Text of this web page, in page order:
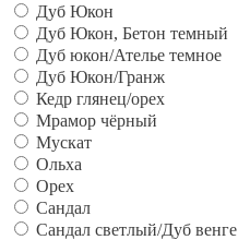
Дуб Юкон
Дуб Юкон, Бетон темный
Дуб юкон/Ателье темное
Дуб Юкон/Гранж
Кедр глянец/орех
Мрамор чёрный
Мускат
Ольха
Орех
Сандал
Сандал светлый/Дуб венге